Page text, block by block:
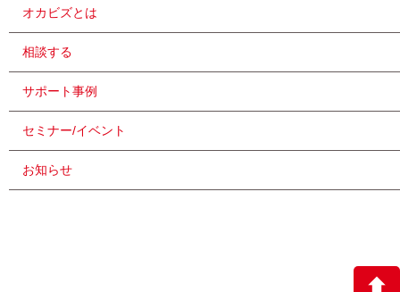
オカビズとは
相談する
サポート事例
セミナー/イベント
お知らせ